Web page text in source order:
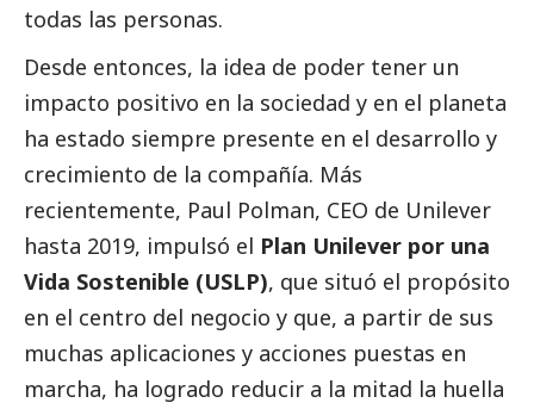
todas las personas.
Desde entonces, la idea de poder tener un
impacto positivo en la sociedad y en el planeta
ha estado siempre presente en el desarrollo y
crecimiento de la compañía. Más
recientemente, Paul Polman, CEO de Unilever
hasta 2019, impulsó el Plan Unilever por una
Vida Sostenible (USLP), que situó el propósito
en el centro del negocio y que, a partir de sus
muchas aplicaciones y acciones puestas en
marcha, ha logrado reducir a la mitad la huella